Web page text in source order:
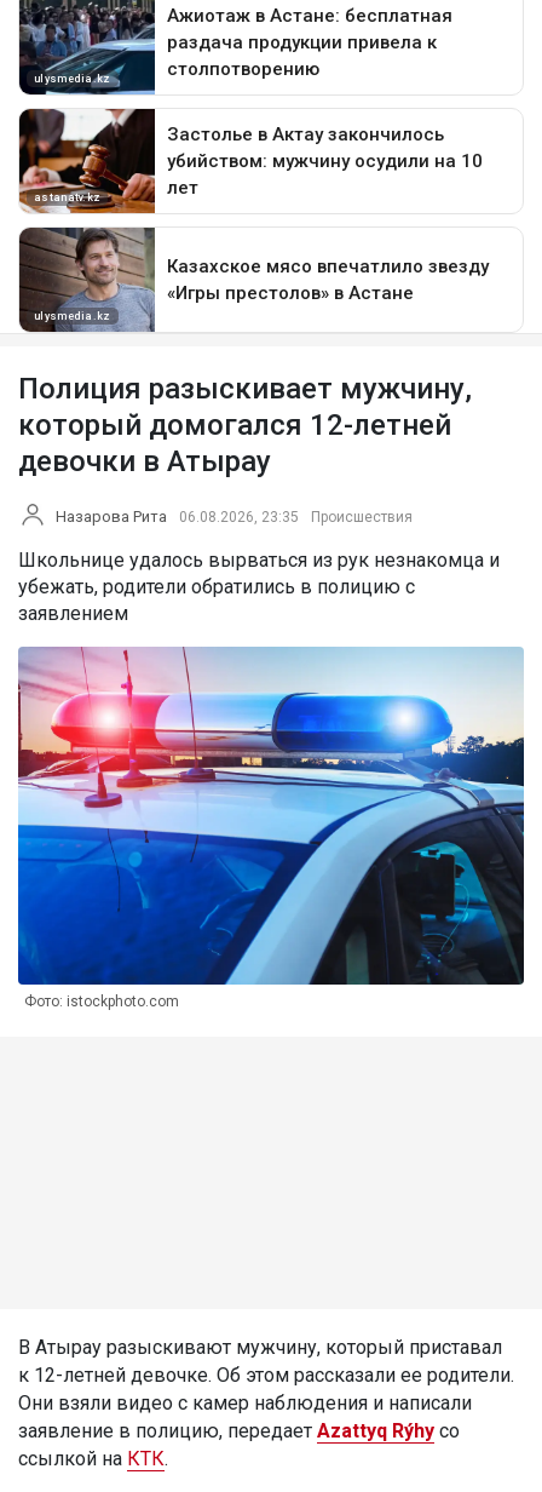
Полиция разыскивает мужчину,
который домогался 12-летней
девочки в Атырау
Назарова Рита 06.08.2026, 23:35 Происшествия
Школьнице удалось вырваться из рук незнакомца и
убежать, родители обратились в полицию с
заявлением
Фото: istockphoto.com
В Атырау разыскивают мужчину, который приставал
к 12-летней девочке. Об этом рассказали ее родители.
Они взяли видео с камер наблюдения и написали
заявление в полицию, передает Azattyq Rýhy со
ссылкой на КТК.